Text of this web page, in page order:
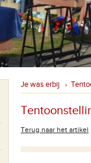
Je was erbij ›
Terug naar het artikel